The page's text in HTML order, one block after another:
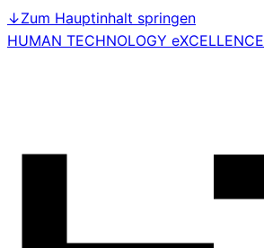
↓Zum Hauptinhalt springen
HUMAN TECHNOLOGY eXCELLENCE